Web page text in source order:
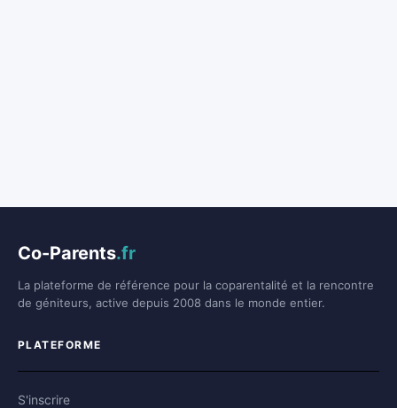
Co-Parents.fr
La plateforme de référence pour la coparentalité et la rencontre
de géniteurs, active depuis 2008 dans le monde entier.
PLATEFORME
S'inscrire